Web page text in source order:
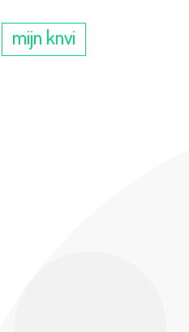
Direct zoeken
mijn knvi